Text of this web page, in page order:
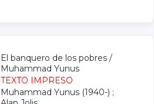
El banquero de los pobres /
Muhammad Yunus
TEXTO IMPRESO
Muhammad Yunus (1940-) ;